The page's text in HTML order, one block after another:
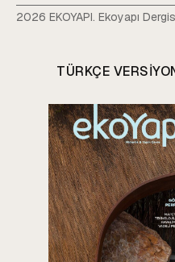
2026 EKOYAPI. Ekoyapı
TÜRKÇE